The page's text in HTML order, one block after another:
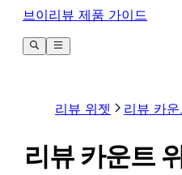
브이리뷰 제품 가이드
리뷰 위젯 리뷰 카
리뷰 카운트